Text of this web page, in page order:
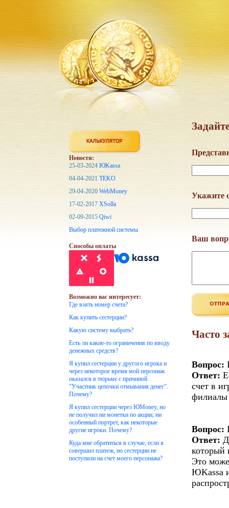
Укажите
Ваш
Часто
Вопрос:
Ответ:
счет в
филиалы
Вопрос:
Ответ:
который
Это
ЮKassa
Новости:
25-03-2024 ЮKassa
04-04-2021 TEKO
29-04-2020 WebMoney
17-02-2017 XSolla
02-09-2015 Qiwi
Выбор платежной системы
Способы оплаты
Возможно вас интересует:
Где взять номер счета?
Как купить сестерции?
Какую систему выбрать?
Есть ли какие-то ограничения по вводу
денежных средств?
Я купил сестерции у другого игрока и
через некоторое время мой персонаж
оказался в тюрьме с причиной
"Участник цепочки отмывания денег".
Почему?
Я купил сестерции через ЮMoney, но
не получил ни монетки по акции, ни
особенный портрет, как некоторые
другие игроки. Почему?
Куда мне обратиться в случае, если я
совершил платеж, но сестерции не
поступили на счет моего персонажа?